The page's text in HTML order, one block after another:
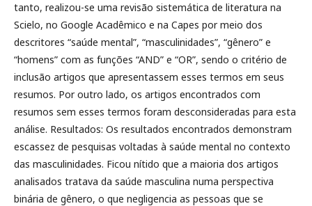
tanto, realizou-se uma revisão sistemática de literatura na
Scielo, no Google Acadêmico e na Capes por meio dos
descritores “saúde mental”, “masculinidades”, “gênero” e
“homens” com as funções “AND” e “OR”, sendo o critério de
inclusão artigos que apresentassem esses termos em seus
resumos. Por outro lado, os artigos encontrados com
resumos sem esses termos foram desconsideradas para esta
análise. Resultados: Os resultados encontrados demonstram
escassez de pesquisas voltadas à saúde mental no contexto
das masculinidades. Ficou nítido que a maioria dos artigos
analisados tratava da saúde masculina numa perspectiva
binária de gênero, o que negligencia as pessoas que se